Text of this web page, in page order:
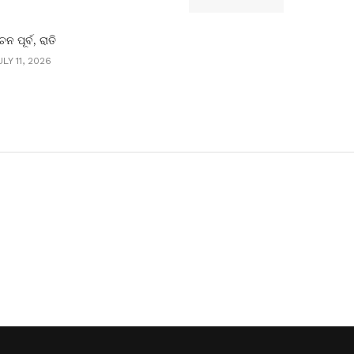
ପୂର୍ବ, ରାତି
11, 2026